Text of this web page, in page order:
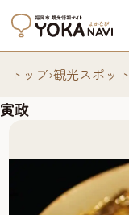
トップ›観光スポット
寅政